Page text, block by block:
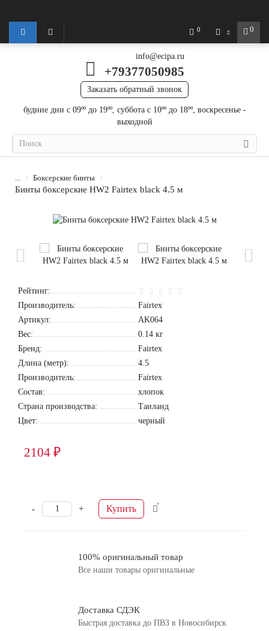
0
0
info@ecipa.ru
+79377050985
Заказать обратный звонок
будние дни с 09ºº до 19ºº, суббота с 10ºº до 18ºº, воскресенье -
выходной
... Боксерские бинты
Бинты боксерские HW2 Fairtex black 4.5 м
Рейтинг:
Производитель:
Fairtex
Артикул:
AK064
Вес:
0.14кг
Бренд:
Fairtex
Длина (метр):
4.5
Производитель:
Fairtex
Состав:
хлопок
Страна производства:
Таиланд
Цвет:
черный
2104 ₽
+
- Купить
100% оригинальный товар
Все наши товары оригинальные
Доставка СДЭК
Быстрая доставка до ПВЗ в Новосибирск